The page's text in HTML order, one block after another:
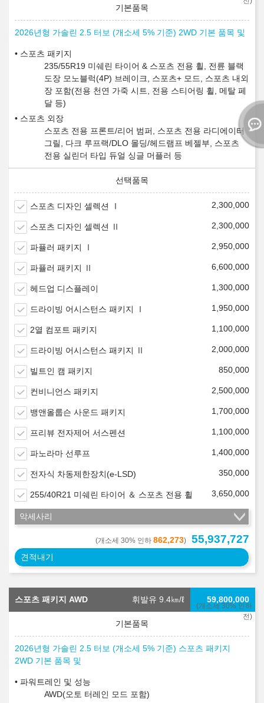
2026년형 가솔린 2.5 터보 (개소세 5% 기준) 2WD 기본 품목 및
스포츠 패키지
235/55R19 미쉐린 타이어 & 스포츠 전용 휠, 전륜 블랙
도장 모노블럭(4P) 브레이크, 스포츠+ 모드, 스포츠 내외
장 포함(전용 천연 가죽 시트, 전용 스티어링 휠, 메탈 페
달 등)
스포츠 외장
스포츠 전용 프론트/리어 범퍼, 스포츠 전용 라디에이터
그릴, 다크 루프랙/DLO 몰딩/헤드램프 베젤부, 스포츠
전용 실린더 타입 듀얼 싱글 머플러 등
스포츠 디자인 셀렉션 Ⅰ 2,300,000
스포츠 디자인 셀렉션 Ⅱ 2,300,000
파퓰러 패키지 Ⅰ 2,950,000
파퓰러 패키지 Ⅱ 6,600,000
헤드업 디스플레이 1,300,000
드라이빙 어시스턴스 패키지 Ⅰ 1,950,000
2열 컴포트 패키지 1,100,000
드라이빙 어시스턴스 패키지 Ⅱ 2,000,000
빌트인 캠 패키지 850,000
컨비니언스 패키지 2,500,000
뱅앤올룹슨 사운드 패키지 1,700,000
프리뷰 전자제어 서스펜션 1,100,000
파노라마 선루프 1,400,000
전자식 차동제한장치(e-LSD) 350,000
255/40R21 미쉐린 타이어 ＆ 스포츠 전용 휠 3,650,000
악세사리
(개소세 30% 인하 862,273) 55,937,727
견적내기
스포츠 패키지 AWD 휘발유 9.4㎞/ℓ
(개소세 30% 인하
전)
59,800,000
2026년형 가솔린 2.5 터보 (개소세 5% 기준) 스포츠 패키지
2WD 기본 품목 및
파워트레인 및 성능
AWD(오토 터레인 모드 포함)